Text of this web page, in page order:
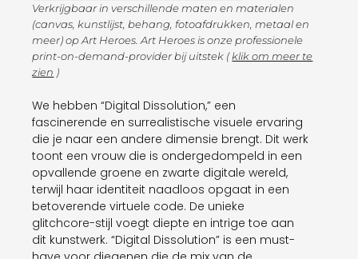
Verkrijgbaar in verschillende maten en materialen
(canvas, kunstlijst, behang, fotoafdrukken, metaal en
meer) op Art Heroes. Art Heroes is onze professionele
print-on-demand-provider bij uitstek (klik om meer te
zien )
We hebben “Digital Dissolution,” een
fascinerende en surrealistische visuele ervaring
die je naar een andere dimensie brengt. Dit werk
toont een vrouw die is ondergedompeld in een
opvallende groene en zwarte digitale wereld,
terwijl haar identiteit naadloos opgaat in een
betoverende virtuele code. De unieke
glitchcore-stijl voegt diepte en intrige toe aan
dit kunstwerk. “Digital Dissolution” is een must-